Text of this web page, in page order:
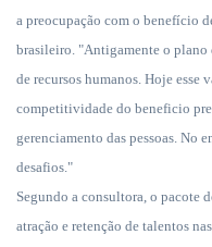
a preocupação com o benefício
brasileiro. "Antigamente o plano
de recursos humanos. Hoje
competitividade do beneficio
gerenciamento das pessoas. No
desafios."
Segundo a consultora, o pacote
atração e retenção de talentos